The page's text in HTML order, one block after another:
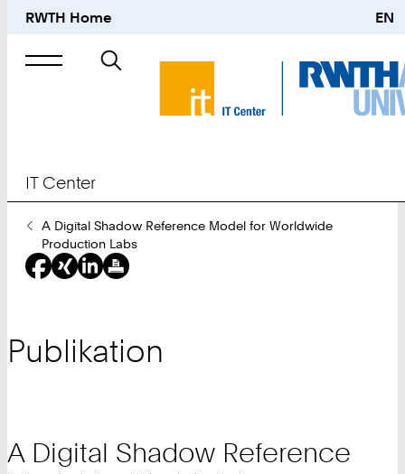
RWTH Home EN
Suche
nach
IT Center
Sie
sind
hier:
A Digital Shadow Reference Model for Worldwide
Production Labs
Publikation
A Digital Shadow Reference